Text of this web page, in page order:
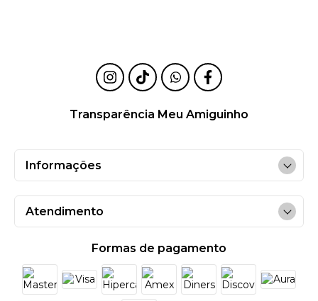
Informações
Transparência Meu Amiguinho
Atendimento
Formas de pagamento